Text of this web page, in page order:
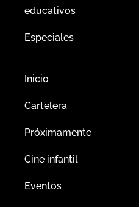
educativos
Especiales
Inicio
Cartelera
Próximamente
Cine infantil
Eventos